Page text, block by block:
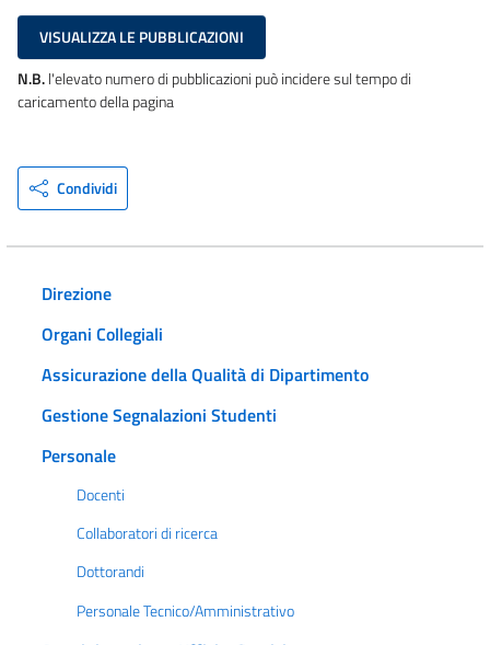
VISUALIZZA LE PUBBLICAZIONI
N.B.l'elevato numero di pubblicazioni può incidere sul tempo di
caricamento della pagina
Condividi
Direzione
Organi Collegiali
Assicurazione della Qualità di Dipartimento
Gestione Segnalazioni Studenti
Personale
Docenti
Collaboratori di ricerca
Dottorandi
Personale Tecnico/Amministrativo